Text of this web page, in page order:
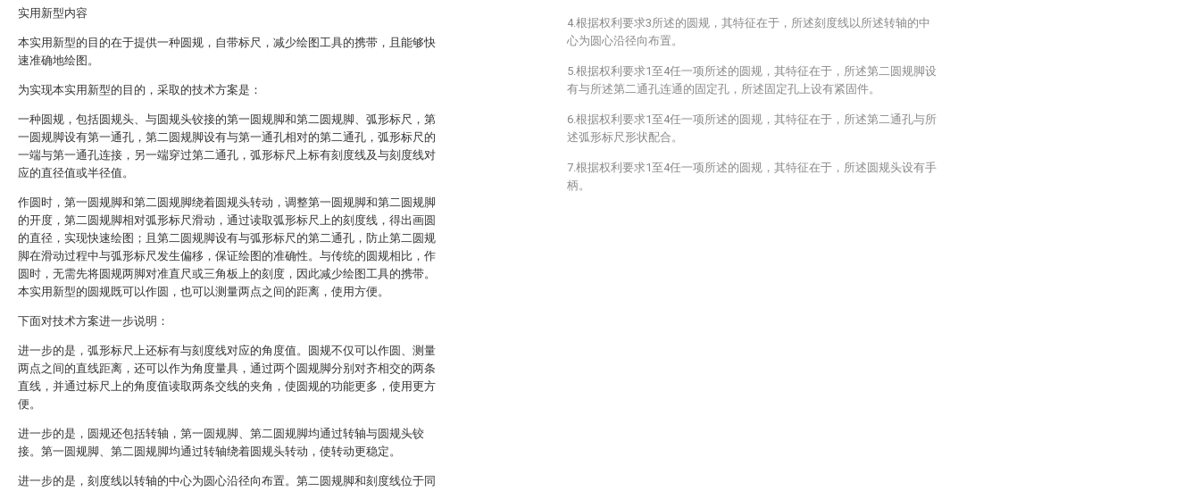
实用新型内容
本实用新型的目的在于提供一种圆规，自带标尺，减少绘图工具的携带，且能够快
速准确地绘图。
为实现本实用新型的目的，采取的技术方案是：
一种圆规，包括圆规头、与圆规头铰接的第一圆规脚和第二圆规脚、弧形标尺，第
一圆规脚设有第一通孔，第二圆规脚设有与第一通孔相对的第二通孔，弧形标尺的
一端与第一通孔连接，另一端穿过第二通孔，弧形标尺上标有刻度线及与刻度线对
应的直径值或半径值。
作圆时，第一圆规脚和第二圆规脚绕着圆规头转动，调整第一圆规脚和第二圆规脚
的开度，第二圆规脚相对弧形标尺滑动，通过读取弧形标尺上的刻度线，得出画圆
的直径，实现快速绘图；且第二圆规脚设有与弧形标尺的第二通孔，防止第二圆规
脚在滑动过程中与弧形标尺发生偏移，保证绘图的准确性。与传统的圆规相比，作
圆时，无需先将圆规两脚对准直尺或三角板上的刻度，因此减少绘图工具的携带。
本实用新型的圆规既可以作圆，也可以测量两点之间的距离，使用方便。
下面对技术方案进一步说明：
进一步的是，弧形标尺上还标有与刻度线对应的角度值。圆规不仅可以作圆、测量
两点之间的直线距离，还可以作为角度量具，通过两个圆规脚分别对齐相交的两条
直线，并通过标尺上的角度值读取两条交线的夹角，使圆规的功能更多，使用更方
便。
进一步的是，圆规还包括转轴，第一圆规脚、第二圆规脚均通过转轴与圆规头铰
接。第一圆规脚、第二圆规脚均通过转轴绕着圆规头转动，使转动更稳定。
进一步的是，刻度线以转轴的中心为圆心沿径向布置。第二圆规脚和刻度线位于同
4.根据权利要求3所述的圆规，其特征在于，所述刻度线以所述转轴的中
心为圆心沿径向布置。
5.根据权利要求1至4任一项所述的圆规，其特征在于，所述第二圆规脚设
有与所述第二通孔连通的固定孔，所述固定孔上设有紧固件。
6.根据权利要求1至4任一项所述的圆规，其特征在于，所述第二通孔与所
述弧形标尺形状配合。
7.根据权利要求1至4任一项所述的圆规，其特征在于，所述圆规头设有手
柄。